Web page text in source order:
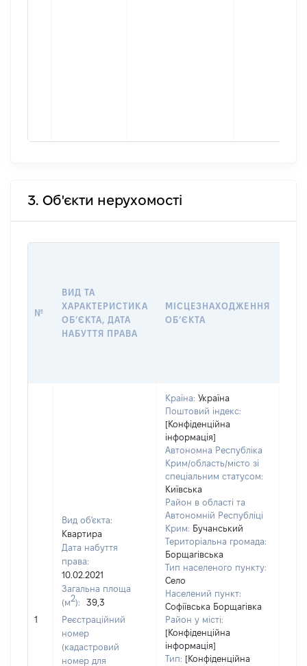
3. Об'єкти нерухомості
№
ВИД ТА
ХАРАКТЕРИСТИКА
ОБʼЄКТА, ДАТА
НАБУТТЯ ПРАВА
МІСЦЕЗНАХОДЖЕННЯ
ОБʼЄКТА
1
Вид об'єкта:
Квартира
Дата набуття
права:
10.02.2021
Загальна площа
(м2):
39,3
Реєстраційний
номер
(кадастровий
номер для
Країна: Україна
Поштовий індекс:
[Конфіденційна
інформація]
Автономна Республіка
Крим/область/місто зі
спеціальним статусом:
Київська
Район в області та
Автономній Республіці
Крим: Бучанський
Територіальна громада:
Борщагівська
Тип населеного пункту:
Село
Населений пункт:
Софіївська Борщагівка
Район у місті:
[Конфіденційна
інформація]
Тип: [Конфіденційна